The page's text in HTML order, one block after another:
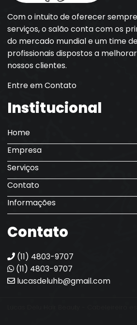
Com o intuito de oferecer
serviços, o salão conta com os
do mercado mundial e um time
profissionais dispostos a
nossos clientes.
Entre em Contato
Institucional
Home
Empresa
Serviços
Contato
Informações
Contato
(11) 4803-9707
(11) 4803-9707
lucasdeluhb@gmail.com